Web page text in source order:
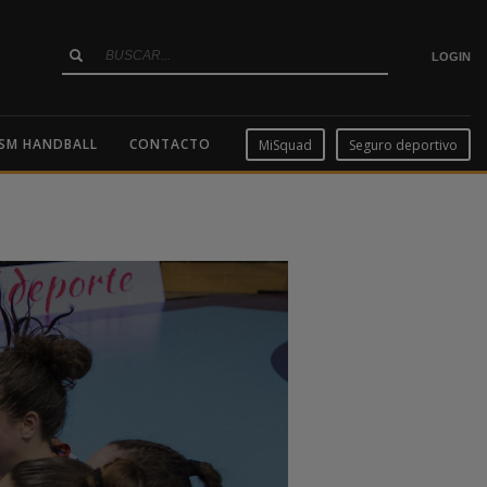
LOGIN
HANDBALL CONTACTO MiSquad Seguro deportivo